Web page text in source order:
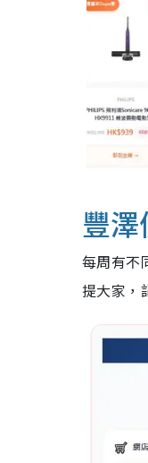
豐
每周有不
提大家，